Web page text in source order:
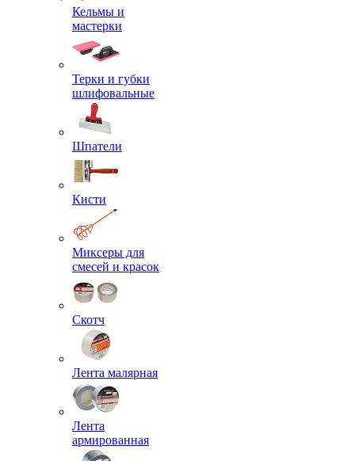
Кельмы и
мастерки
Терки и губки
шлифовальные
Шпатели
Кисти
Миксеры для
смесей и красок
Скотч
Лента малярная
Лента
армированная